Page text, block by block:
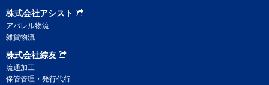
株式会社アシスト
アパレル物流
雑貨物流
株式会社綜友
流通加工
保管管理・発行代行